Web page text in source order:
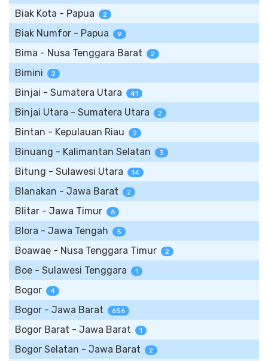
Biak Kota - Papua 2
Biak Numfor - Papua 9
Bima - Nusa Tenggara Barat 2
Bimini 2
Binjai - Sumatera Utara 41
Binjai Utara - Sumatera Utara 2
Bintan - Kepulauan Riau 2
Binuang - Kalimantan Selatan 3
Bitung - Sulawesi Utara 14
Blanakan - Jawa Barat 2
Blitar - Jawa Timur 6
Blora - Jawa Tengah 5
Boawae - Nusa Tenggara Timur 2
Boe - Sulawesi Tenggara 1
Bogor 4
Bogor - Jawa Barat 656
Bogor Barat - Jawa Barat 1
Bogor Selatan - Jawa Barat 2